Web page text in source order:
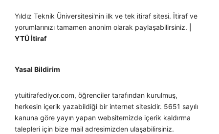
Yıldız Teknik Üniversitesi'nin ilk ve tek itiraf sitesi. İtiraf ve
yorumlarınızı tamamen anonim olarak paylaşabilirsiniz. |
YTÜ İtiraf
Yasal Bildirim
ytuitirafediyor.com, öğrenciler tarafından kurulmuş,
herkesin içerik yazabildiği bir internet sitesidir. 5651 sayılı
kanuna göre yayın yapan websitemizde içerik kaldırma
talepleri için bize mail adresimizden ulaşabilirsiniz.